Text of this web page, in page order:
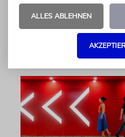
lebensspendende Kraft
von Rabbinerin Yael
ALLES ABLEHNEN